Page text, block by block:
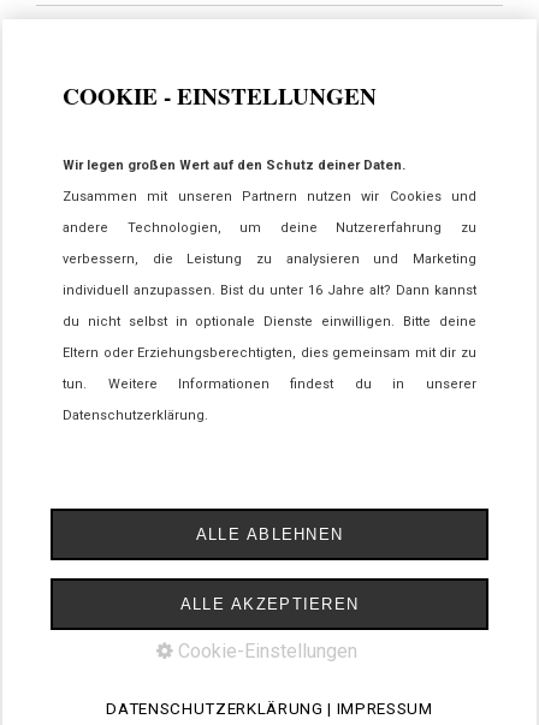
BEIM SCHNEIDERHOF
HOFS 1 | 88178 HEIMENKIRCH
Tel.:+49 (0) 83 81 / 80 70 50
info@beimschneiderhof.de
Datenschutzerklärung|Barrierefreiheit
COOKIE - EINSTELLUNGEN
Wir legen großen Wert auf den Schutz deiner Daten.
Zusammen mit unseren Partnern nutzen wir Cookies und
andere Technologien, um deine Nutzererfahrung zu
verbessern, die Leistung zu analysieren und Marketing
individuell anzupassen. Bist du unter 16 Jahre alt? Dann kannst
du nicht selbst in optionale Dienste einwilligen. Bitte deine
Eltern oder Erziehungsberechtigten, dies gemeinsam mit dir zu
tun. Weitere Informationen findest du in unserer
Datenschutzerklärung.
ALLE ABLEHNEN
ALLE AKZEPTIEREN
Cookie-Einstellungen
DATENSCHUTZERKLÄRUNG | IMPRESSUM